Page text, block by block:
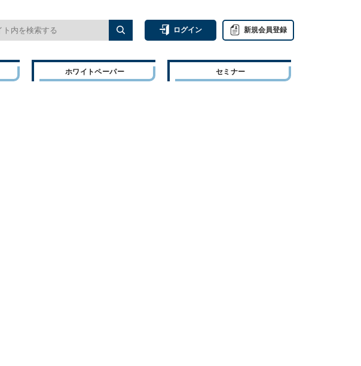
ログイン 新規会員登録
ホワイトペーパー セミナー